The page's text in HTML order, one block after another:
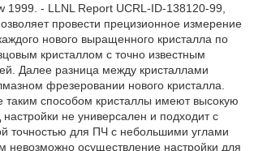
1999. - LLNL Report UCRL-ID-138120-99,
провести прецизионное измерение
нового выращенного кристалла по
кристаллом с точно известным
Далее разница между кристаллами
фрезеровании нового кристалла.
таким способом кристаллы имеют высокую
не универсален и подходит с
точностью для ПЧ с небольшими углами
невозможно осуществление настройки для